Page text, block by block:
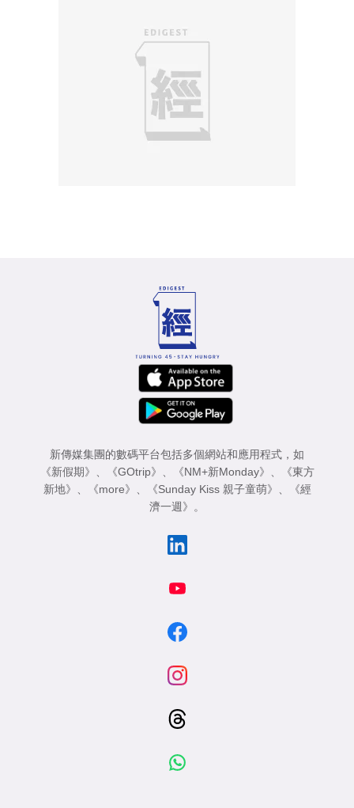
新傳媒集團的數碼平台包括多個網站和應用程式，如
《新假期》 、 《GOtrip》 、 《NM+新Monday》 、
《東方
新地》 、 《more》 、 《Sunday Kiss 親子童萌》 、
《經
濟一週》 。